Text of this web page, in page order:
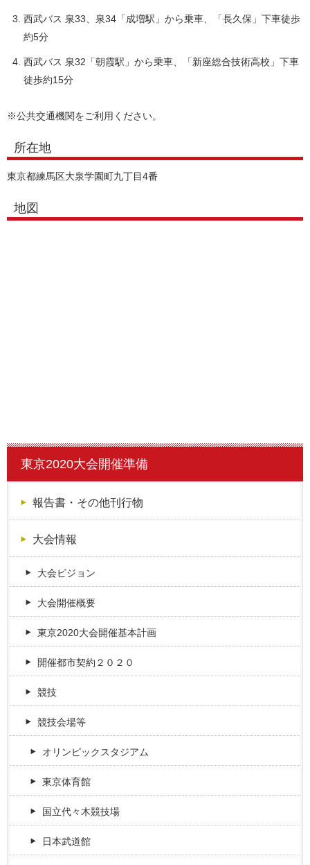
西武バス 泉33、泉34「成増駅」から乗車、「長久保」下車徒歩
約5分
西武バス 泉32「朝霞駅」から乗車、「新座総合技術高校」下車
徒歩約15分
※公共交通機関をご利用ください。
所在地
東京都練馬区大泉学園町九丁目4番
地図
東京2020大会開催準備
報告書・その他刊行物
大会情報
大会ビジョン
大会開催概要
東京2020大会開催基本計画
開催都市契約２０２０
競技
競技会場等
オリンピックスタジアム
東京体育館
国立代々木競技場
日本武道館